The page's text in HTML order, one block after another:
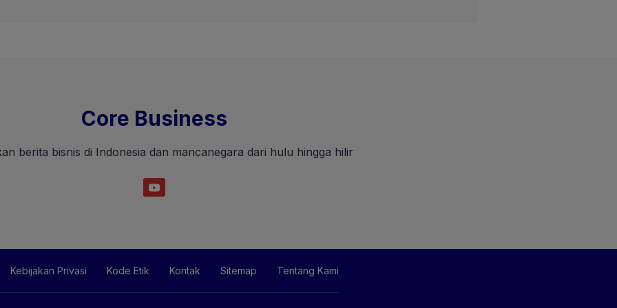
Core Business
berita bisnis di Indonesia dan mancanegara dari hulu hingga hilir
Kebijakan Privasi Kode Etik Kontak Sitemap Tentang Kami